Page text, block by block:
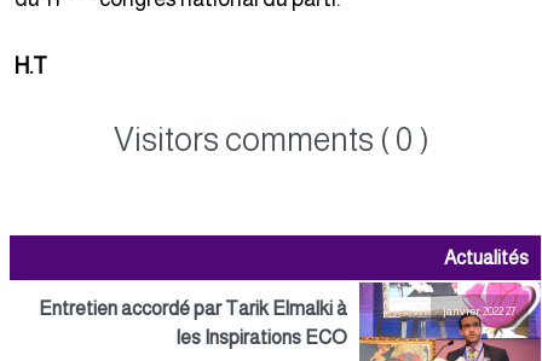
H.T
Visitors comments ( 0 )
Actualités
27 janvier 2022
Entretien accordé par Tarik Elmalki à
les Inspirations ECO